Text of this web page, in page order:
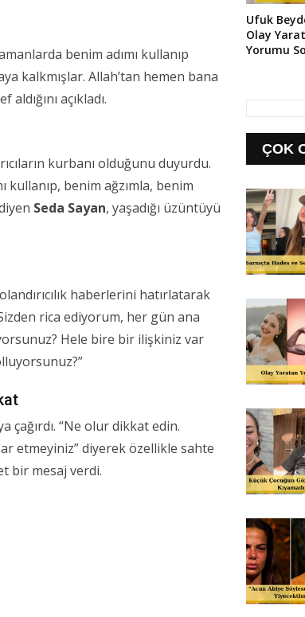
benim adımı kullanıp
kalkmışlar. Allah’tan hemen bana
açıkladı.
kurbanı olduğunu duyurdu.
kullanıp, benim ağzımla, benim
Seda Sayan, yaşadığı üzüntüyü
haberlerini hatırlatarak
rica ediyorum, her gün ana
Hele bire bir ilişkiniz var
çağırdı. “Ne olur dikkat edin.
etmeyiniz” diyerek özellikle sahte
bir mesaj verdi.
Ufuk
Olay
Yorumu
ÇOK